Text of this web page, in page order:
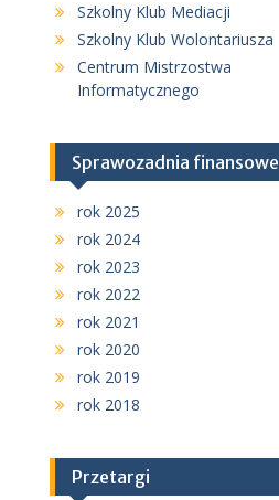
Szkolny Klub Mediacji
Szkolny Klub Wolontariusza
Centrum Mistrzostwa
Informatycznego
Sprawozadnia finansowe
rok 2025
rok 2024
rok 2023
rok 2022
rok 2021
rok 2020
rok 2019
rok 2018
Przetargi